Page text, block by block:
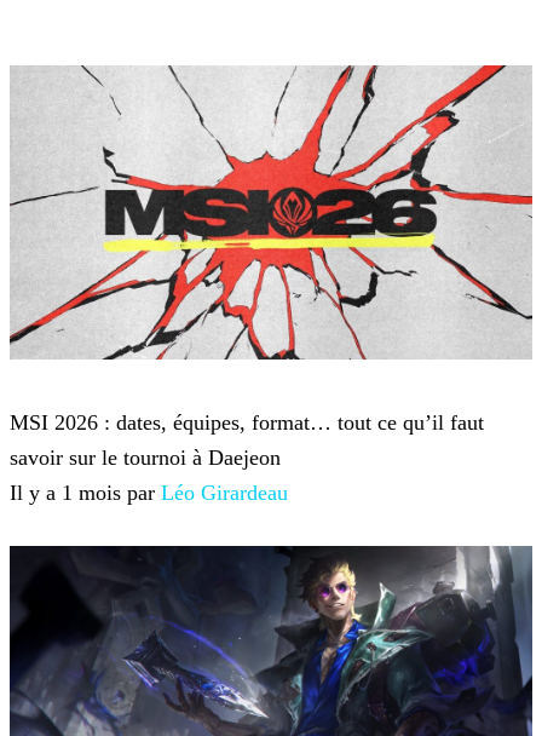
MSI 2026 : dates, équipes, format… tout ce qu’il faut
savoir sur le tournoi à Daejeon
Il y a 1 mois par Léo Girardeau